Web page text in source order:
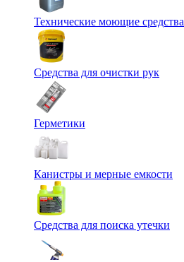
Технические моющие средства
Средства для очистки рук
Герметики
Канистры и мерные емкости
Средства для поиска утечки